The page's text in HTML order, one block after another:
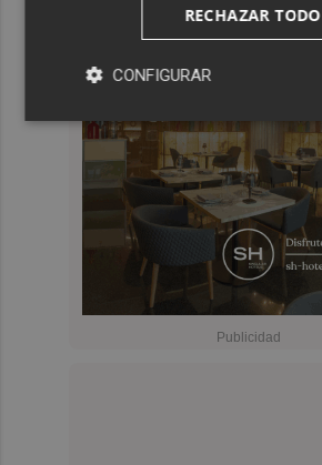
RECHAZAR TODO
CONFIGURAR